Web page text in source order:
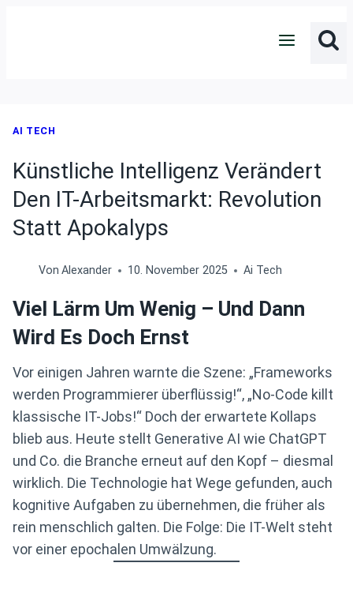
AI TECH
Künstliche Intelligenz Verändert
Den IT-Arbeitsmarkt: Revolution
Statt Apokalyps
Von Alexander 10. November 2025 Ai Tech
Viel Lärm Um Wenig – Und Dann
Wird Es Doch Ernst
Vor einigen Jahren warnte die Szene: „Frameworks
werden Programmierer überflüssig!“, „No-Code killt
klassische IT-Jobs!“ Doch der erwartete Kollaps
blieb aus. Heute stellt Generative AI wie ChatGPT
und Co. die Branche erneut auf den Kopf – diesmal
wirklich. Die Technologie hat Wege gefunden, auch
kognitive Aufgaben zu übernehmen, die früher als
rein menschlich galten. Die Folge: Die IT-Welt steht
vor einer epochalen Umwälzung.